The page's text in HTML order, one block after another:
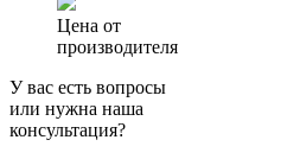
Цена от
производителя
У вас есть вопросы
или нужна наша
консультация?